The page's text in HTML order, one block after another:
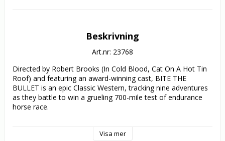
Beskrivning
Art.nr: 23768
Directed by Robert Brooks (In Cold Blood, Cat On A Hot Tin
Roof) and featuring an award-winning cast, BITE THE
BULLET is an epic Classic Western, tracking nine adventures
as they battle to win a grueling 700-mile test of endurance
horse race.
former rough-rider who matches wits with the lovely but
Visa mer